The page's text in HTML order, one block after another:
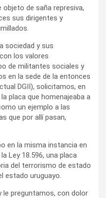
de saña represiva,
sus dirigentes y
sociedad y sus
los valores
de militantes sociales y
en la sede de la entonces
DGII), solicitamos, en
placa que homenajeaba a
un ejemplo a las
que por allí pasan,
en la misma instancia en
Ley 18.596, una placa
del terrorismo de estado
estado uruguayo.
le preguntamos, con dolor